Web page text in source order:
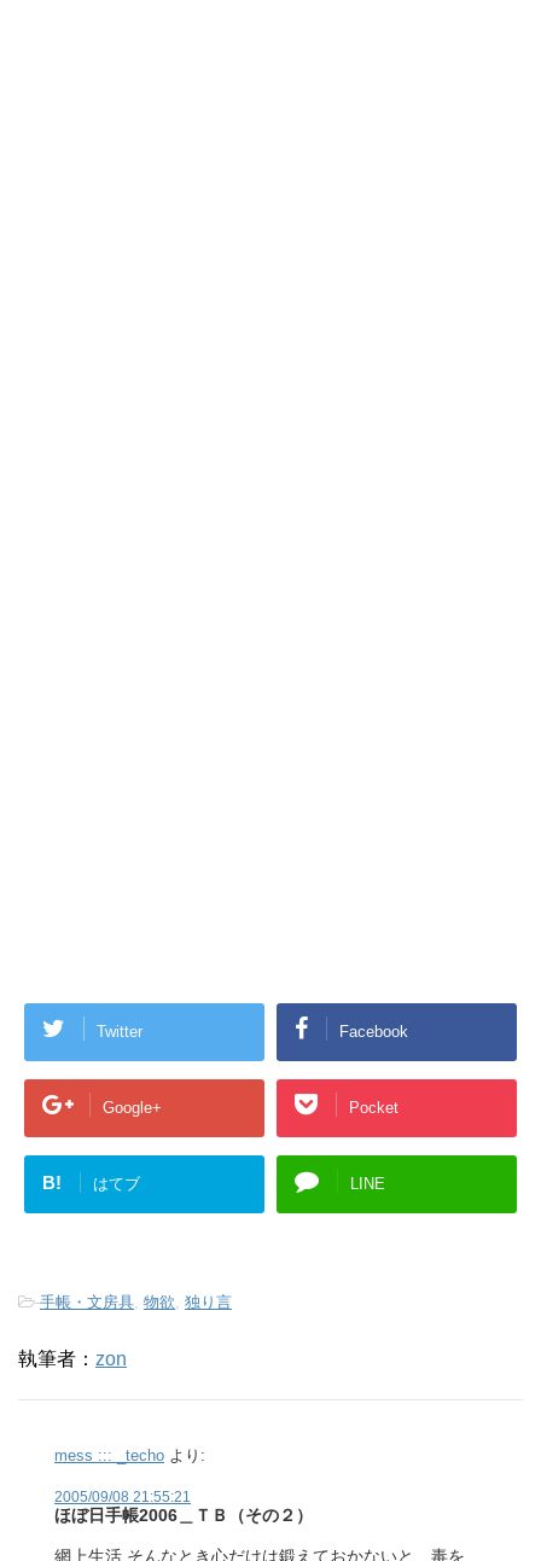
Twitter Facebook
Google+ Pocket
B! はてブ LINE
-手帳・文房具 物欲 独り言
執筆者： zon
mess ::: _techo より:
2005/09/08 21:55:21
ほぼ日手帳2006＿ＴＢ（その２）
網上生活 そんなとき心だけは鍛えておかないと、毒を